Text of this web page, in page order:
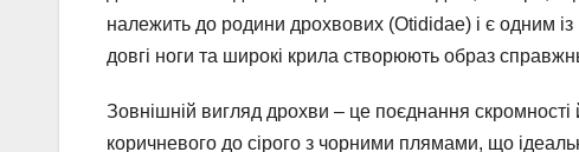
належить до родини дрохвових (Otididae) і є одним із
довгі ноги та широкі крила створюють образ
Зовнішній вигляд дрохви – це поєднання
коричневого до сірого з чорними плямами, що